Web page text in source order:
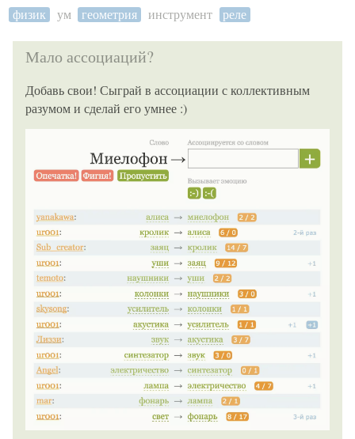
физик
ум геометрия инструмент реле
Мало ассоциаций?
Добавь свои! Сыграй в ассоциации с коллективным
разумом и сделай его умнее :)